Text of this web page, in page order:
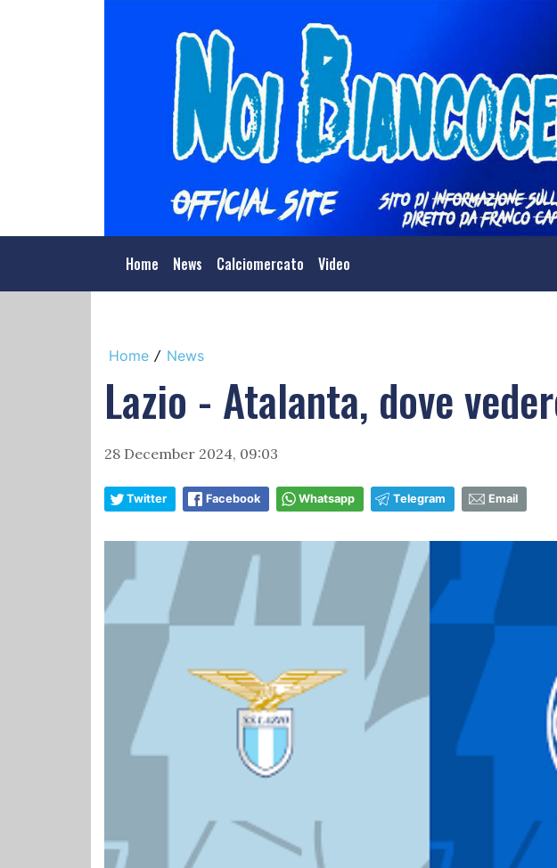
Home News Calciomercato Video
Home / News
Lazio - Atalanta, dove
28 December 2024, 09:03
Twitter Facebook Whatsapp Telegram Email